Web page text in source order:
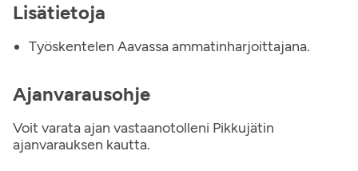
Lisätietoja
Työskentelen Aavassa ammatinharjoittajana.
Ajanvarausohje
Voit varata ajan vastaanotolleni Pikkujätin
ajanvarauksen kautta.